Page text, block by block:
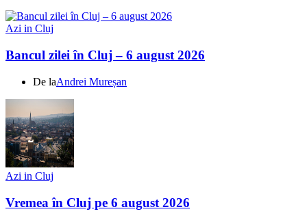
Azi in Cluj
Bancul zilei în Cluj – 6 august 2026
De laAndrei Mureșan
Azi in Cluj
Vremea în Cluj pe 6 august 2026